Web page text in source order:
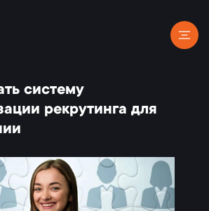
систему
рекрутинга для